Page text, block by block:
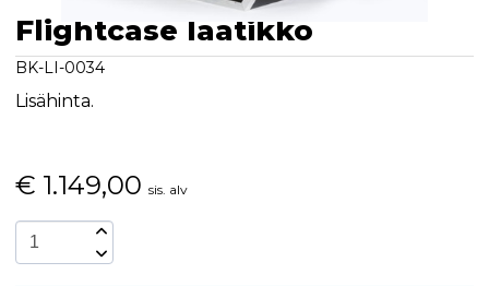
Flightcase laatikko
BK-LI-0034
Lisähinta.
€ 1.149,00 sis. alv